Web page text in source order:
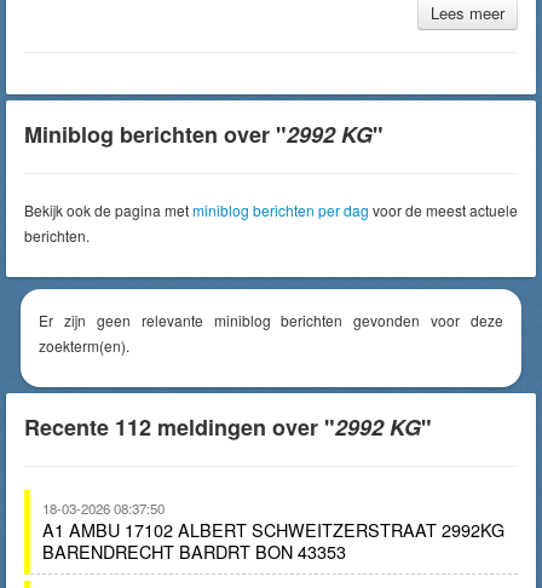
Lees meer
Miniblog berichten over "2992 KG"
Bekijk ook de pagina metminiblog berichten per dag voor de meest actuele
berichten.
Er zijn geen relevante miniblog berichten gevonden voor deze
zoekterm(en).
Recente 112 meldingen over "2992 KG"
18-03-2026 08:37:50
A1 AMBU 17102 ALBERT SCHWEITZERSTRAAT 2992KG
BARENDRECHT BARDRT BON 43353